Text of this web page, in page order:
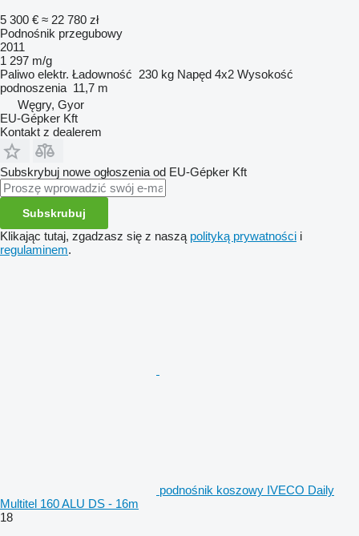
5 300 € ≈ 22 780 zł
Podnośnik przegubowy
2011
1 297 m/g
Paliwo elektr. Ładowność 230 kg Napęd 4x2 Wysokość
podnoszenia 11,7 m
Węgry, Gyor
EU-Gépker Kft
Kontakt z dealerem
Subskrybuj nowe ogłoszenia od EU-Gépker Kft
Subskrubuj
Klikając tutaj, zgadzasz się z naszą polityką prywatności i
regulaminem.
podnośnik koszowy IVECO Daily
Multitel 160 ALU DS - 16m
18